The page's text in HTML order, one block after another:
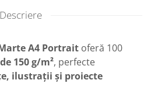
Descriere
A4 Portrait oferă 100
150 g/m², perfecte
ilustrații și proiecte